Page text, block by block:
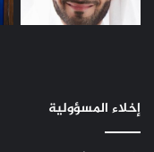
إخلاء المسؤولية